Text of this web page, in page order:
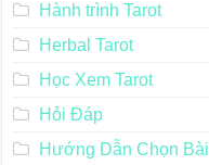
Hành trình Tarot
Herbal Tarot
Học Xem Tarot
Hỏi Đáp
Hướng Dẫn Chọn